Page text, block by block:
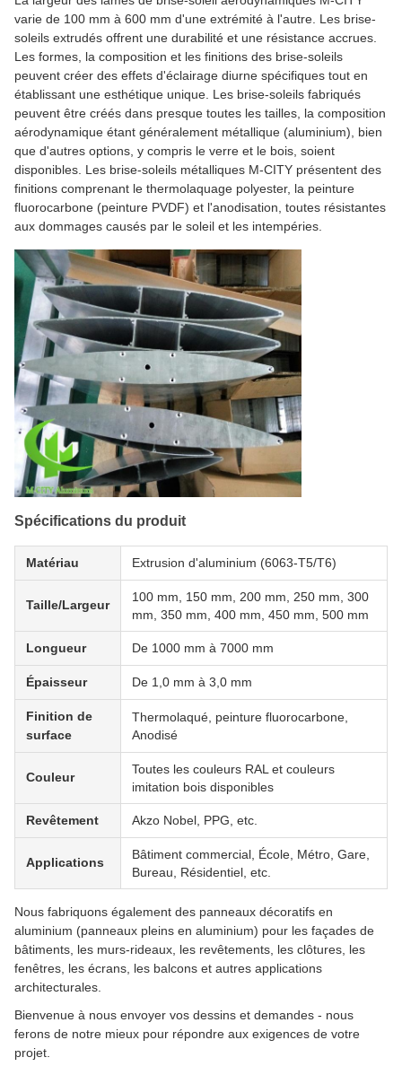
varie de 100 mm à 600 mm d'une extrémité à l'autre. Les brise-
soleils extrudés offrent une durabilité et une résistance accrues.
Les formes, la composition et les finitions des brise-soleils
peuvent créer des effets d'éclairage diurne spécifiques tout en
établissant une esthétique unique. Les brise-soleils fabriqués
peuvent être créés dans presque toutes les tailles, la composition
aérodynamique étant généralement métallique (aluminium), bien
que d'autres options, y compris le verre et le bois, soient
disponibles. Les brise-soleils métalliques M-CITY présentent des
finitions comprenant le thermolaquage polyester, la peinture
fluorocarbone (peinture PVDF) et l'anodisation, toutes résistantes
aux dommages causés par le soleil et les intempéries.
Spécifications du produit
Matériau Extrusion d'aluminium (6063-T5/T6)
Taille/Largeur
100 mm, 150 mm, 200 mm, 250 mm, 300
mm, 350 mm, 400 mm, 450 mm, 500 mm
Longueur De 1000 mm à 7000 mm
Épaisseur De 1,0 mm à 3,0 mm
Finition de
surface
Thermolaqué, peinture fluorocarbone,
Anodisé
Couleur
Toutes les couleurs RAL et couleurs
imitation bois disponibles
Revêtement Akzo Nobel, PPG, etc.
Applications
Bâtiment commercial, École, Métro, Gare,
Bureau, Résidentiel, etc.
Nous fabriquons également des panneaux décoratifs en
aluminium (panneaux pleins en aluminium) pour les façades de
bâtiments, les murs-rideaux, les revêtements, les clôtures, les
fenêtres, les écrans, les balcons et autres applications
architecturales.
Bienvenue à nous envoyer vos dessins et demandes - nous
ferons de notre mieux pour répondre aux exigences de votre
projet.